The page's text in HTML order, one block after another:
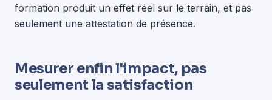
formation produit un effet réel sur le terrain, et pas
seulement une attestation de présence.
Mesurer enfin l'impact, pas
seulement la satisfaction